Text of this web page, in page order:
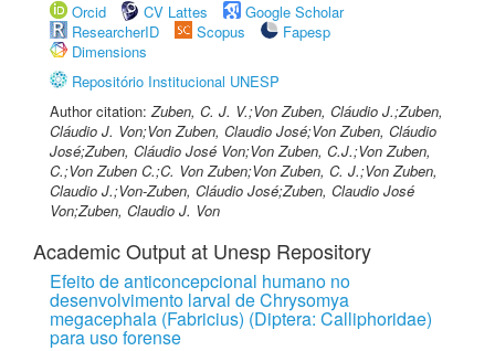
Orcid
CV Lattes
Google Scholar
ResearcherID
Scopus
Fapesp
Dimensions
Repositório Institucional UNESP
Author citation:Zuben, C. J. V.;Von Zuben, Cláudio J.;Zuben,
Cláudio J. Von;Von Zuben, Claudio José;Von Zuben, Cláudio
José;Zuben, Cláudio José Von;Von Zuben, C.J.;Von Zuben,
C.;Von Zuben C.;C. Von Zuben;Von Zuben, C. J.;Von Zuben,
Claudio J.;Von-Zuben, Cláudio José;Zuben, Claudio José
Von;Zuben, Claudio J. Von
Academic Output at Unesp Repository
Efeito de anticoncepcional humano no
desenvolvimento larval de Chrysomya
megacephala (Fabricius) (Diptera: Calliphoridae)
para uso forense